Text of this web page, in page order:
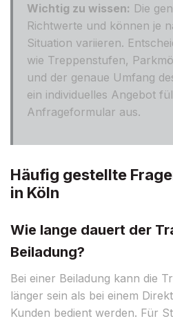
Wichtig zu wissen: Die
Richtwerte und können je
Situation variieren.
wie Treppenstufen,
und der genaue Umfang
ein individuelles Angebot
Anfrageformular aus.
Häufig gestellte
in Köln
Wie lange dauert der
Beiladung?
Bei einer Beiladung kann die
länger sein als bei einem
Kunden bedient werden. Für